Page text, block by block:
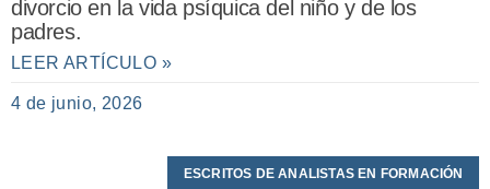
divorcio en la vida psíquica del niño y de los
padres.
LEER ARTÍCULO »
4 de junio, 2026
ESCRITOS DE ANALISTAS EN FORMACIÓN